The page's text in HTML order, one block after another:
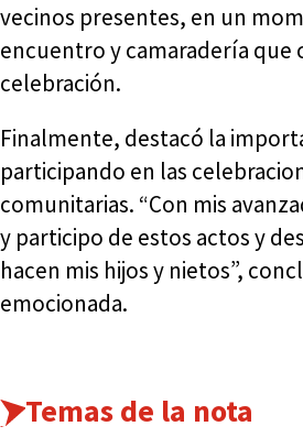
vecinos presentes, en un
encuentro y camaradería que
celebración.
Finalmente, destacó la
participando en las
comunitarias. “Con mis
y participo de estos actos y
hacen mis hijos y nietos”,
emocionada.
Temas de la nota